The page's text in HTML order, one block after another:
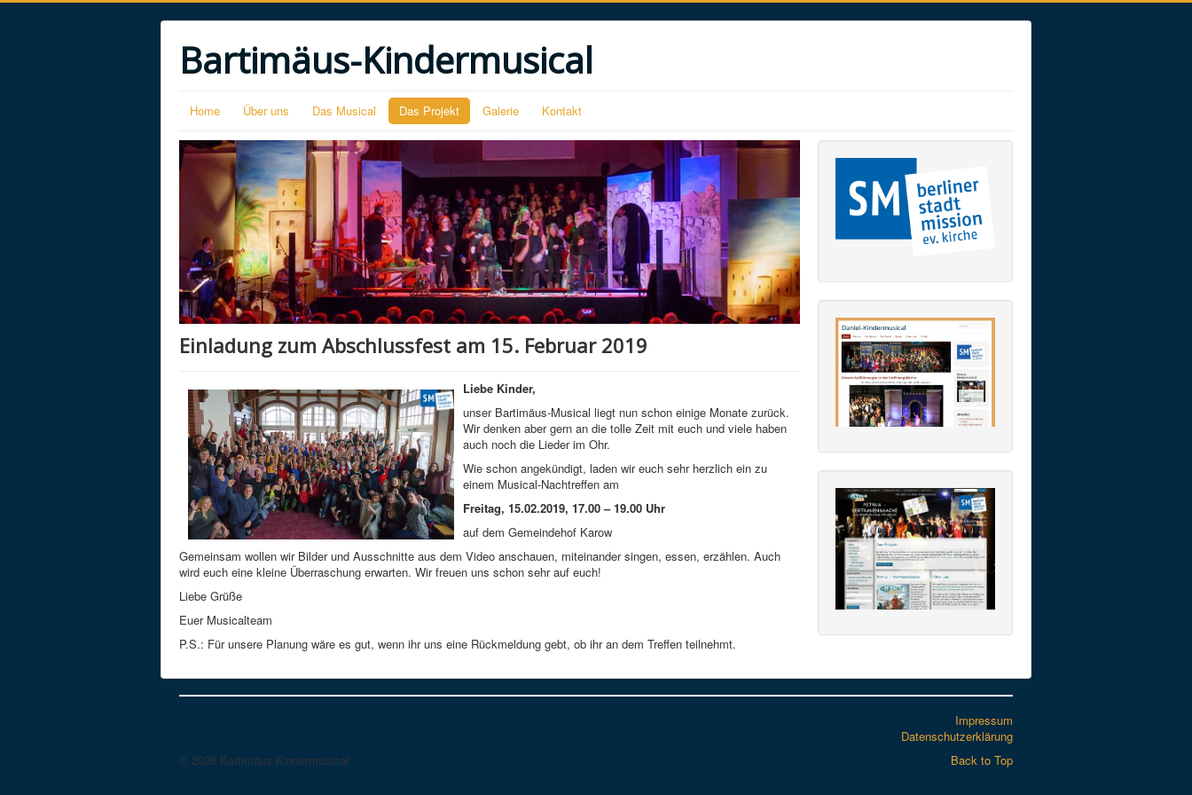
Bartimäus-Kindermusical
Home Über uns Das Musical Das Projekt Galerie Kontakt
Einladung zum Abschlussfest am 15. Februar 2019
Liebe Kinder,
unser Bartimäus-Musical liegt nun schon einige Monate zurück.
Wir denken aber gern an die tolle Zeit mit euch und viele haben
auch noch die Lieder im Ohr.
Wie schon angekündigt, laden wir euch sehr herzlich ein zu
einem Musical-Nachtreffen am
Freitag, 15.02.2019, 17.00 – 19.00 Uhr
auf dem Gemeindehof Karow
Gemeinsam wollen wir Bilder und Ausschnitte aus dem Video anschauen, miteinander singen, essen, erzählen. Auch
wird euch eine kleine Überraschung erwarten. Wir freuen uns schon sehr auf euch!
Liebe Grüße
Euer Musicalteam
P.S.: Für unsere Planung wäre es gut, wenn ihr uns eine Rückmeldung gebt, ob ihr an dem Treffen teilnehmt.
Impressum
Datenschutzerklärung
Back to Top
© 2026 Bartimäus-Kindermusical